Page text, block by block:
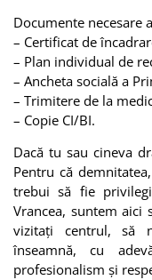
Documente necesare
– Certificat de
– Plan individual de
– Ancheta socială a
– Trimitere de la
– Copie CI/BI.
Dacă tu sau cineva
Pentru că
trebui să fie
Vrancea, suntem aici
vizitați centrul, să
înseamnă, cu
profesionalism și